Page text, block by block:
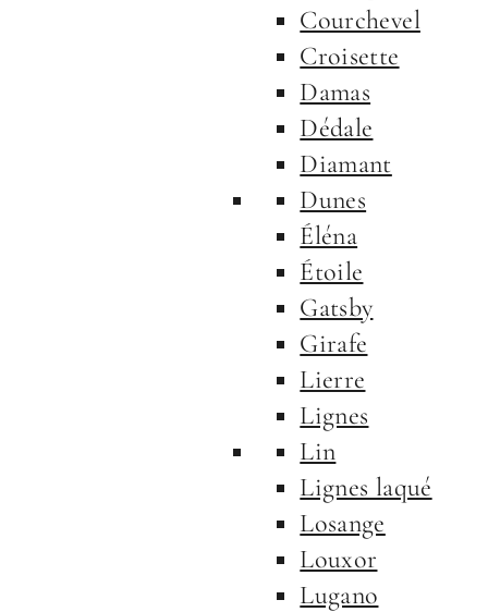
Courchevel
Croisette
Damas
Dédale
Diamant
Dunes
Éléna
Étoile
Gatsby
Girafe
Lierre
Lignes
Lin
Lignes laqué
Losange
Louxor
Lugano